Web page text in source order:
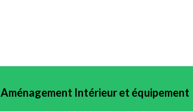
Aménagement Intérieur et équipement